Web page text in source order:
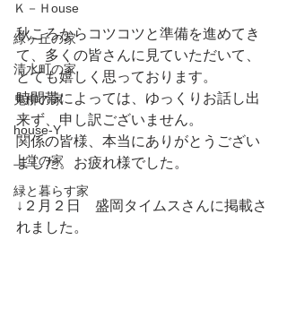
Ｋ－Ｈouse
緑ヶ丘の家
清水町の家
鬼柳の家
house-Y
上堂の家
緑と暮らす家
秋ころからコツコツと準備を進めてき
て、多くの皆さんに見ていただいて、
とても嬉しく思っております。
時間帯によっては、ゆっくりお話し出
来ず、申し訳ございません。
関係の皆様、本当にありがとうござい
ました。お疲れ様でした。
↓２月２日　盛岡タイムスさんに掲載さ
れました。